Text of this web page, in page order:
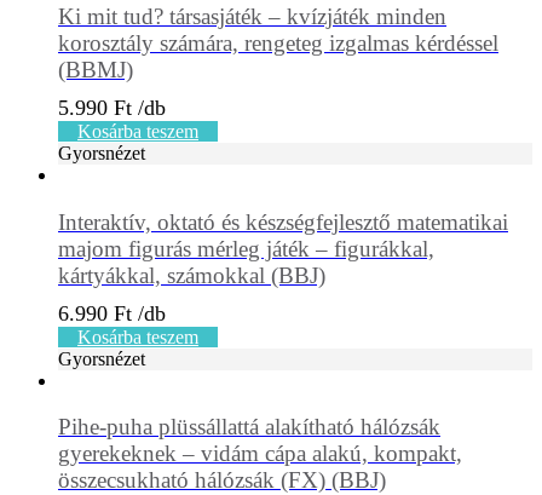
Ki mit tud? társasjáték – kvízjáték minden
korosztály számára, rengeteg izgalmas kérdéssel
(BBMJ)
5.990 Ft
Kosárba teszem
Gyorsnézet
Interaktív, oktató és készségfejlesztő matematikai
majom figurás mérleg játék – figurákkal,
kártyákkal, számokkal (BBJ)
6.990 Ft
Kosárba teszem
Gyorsnézet
Pihe-puha plüssállattá alakítható hálózsák
gyerekeknek – vidám cápa alakú, kompakt,
összecsukható hálózsák (FX) (BBJ)